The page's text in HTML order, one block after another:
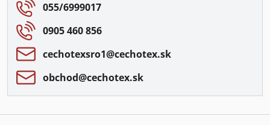
055/6999017
0905 460 856
cechotexsro1​@cechotex​.sk
obchod​@cechotex​.sk